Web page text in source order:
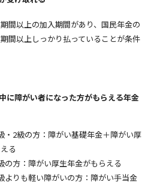
間以上の加入期間があり、国民年金の
間以上しっかり払っていることが条件
に障がい者になった方がもらえる年金
・2級の方：障がい基礎年金＋障がい厚
る
の方：障がい厚生年金がもらえる
よりも軽い障がいの方：障がい手当金